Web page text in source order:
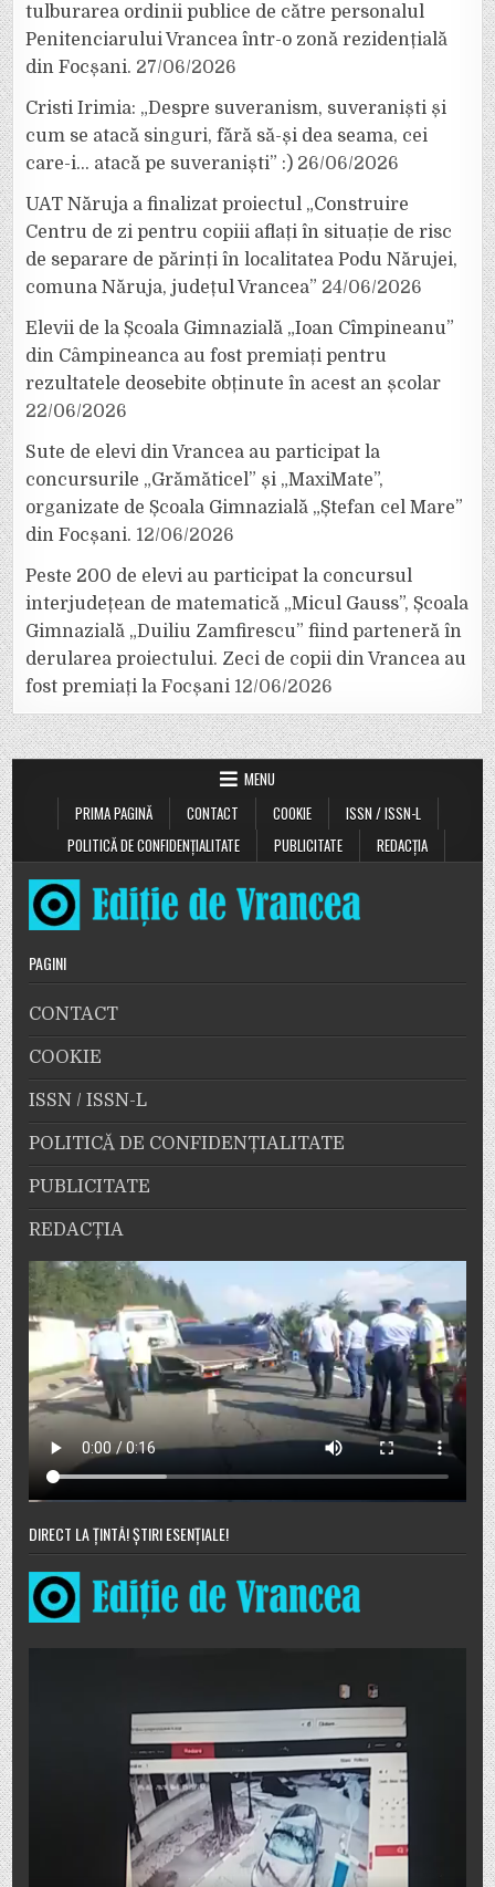
tulburarea ordinii publice de către personalul
Penitenciarului Vrancea într-o zonă rezidențială
din Focșani. 27/06/2026
Cristi Irimia: „Despre suveranism, suveraniști și
cum se atacă singuri, fără să-și dea seama, cei
care-i… atacă pe suveraniști” :) 26/06/2026
UAT Năruja a finalizat proiectul „Construire
Centru de zi pentru copiii aflați în situație de risc
de separare de părinți în localitatea Podu Nărujei,
comuna Năruja, județul Vrancea” 24/06/2026
Elevii de la Școala Gimnazială „Ioan Cîmpineanu”
din Câmpineanca au fost premiați pentru
rezultatele deosebite obținute în acest an școlar
22/06/2026
Sute de elevi din Vrancea au participat la
concursurile „Grămăticel” și „MaxiMate”,
organizate de Școala Gimnazială „Ștefan cel Mare”
din Focșani. 12/06/2026
Peste 200 de elevi au participat la concursul
interjudețean de matematică „Micul Gauss”, Școala
Gimnazială „Duiliu Zamfirescu” fiind parteneră în
derularea proiectului. Zeci de copii din Vrancea au
fost premiați la Focșani 12/06/2026
MENU
PRIMA PAGINĂ
CONTACT COOKIE
ISSN / ISSN-L
POLITICĂ DE CONFIDENȚIALITATE
PUBLICITATE REDACȚIA
PAGINI
CONTACT
COOKIE
ISSN / ISSN-L
POLITICĂ DE CONFIDENȚIALITATE
PUBLICITATE
REDACȚIA
DIRECT LA ȚINTĂ! ȘTIRI ESENȚIALE!